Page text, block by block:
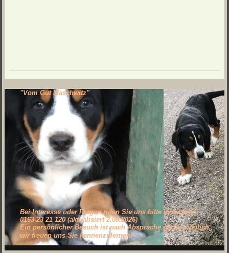
"Vom Gut Maschwitz"
Bei Interesse oder Fragen rufen Sie uns bitte einfach an:
0163-23 21 120 (aktualisiert 2.08.2026)
Ein persönlicher Besuch ist nach Absprache gerne möglich,
wir freuen uns Sie kennenzulernen!